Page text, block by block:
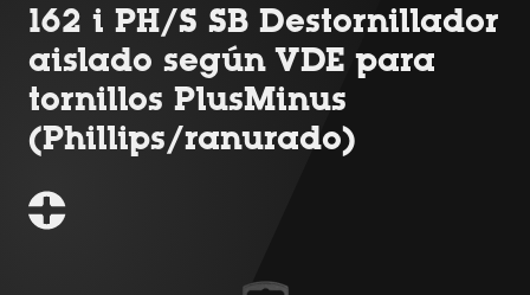
162 i PH/S SB Destornillador
aislado según VDE para
tornillos PlusMinus
(Phillips/ranurado)